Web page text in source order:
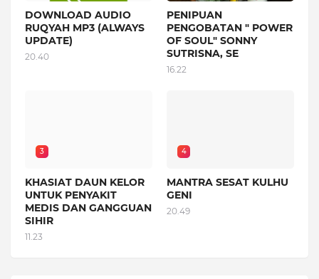
DOWNLOAD AUDIO
RUQYAH MP3 (ALWAYS
UPDATE)
20.40
PENIPUAN
PENGOBATAN " POWER
OF SOUL" SONNY
SUTRISNA, SE
16.22
3
KHASIAT DAUN KELOR
UNTUK PENYAKIT
MEDIS DAN GANGGUAN
SIHIR
11.23
4
MANTRA SESAT KULHU
GENI
20.49